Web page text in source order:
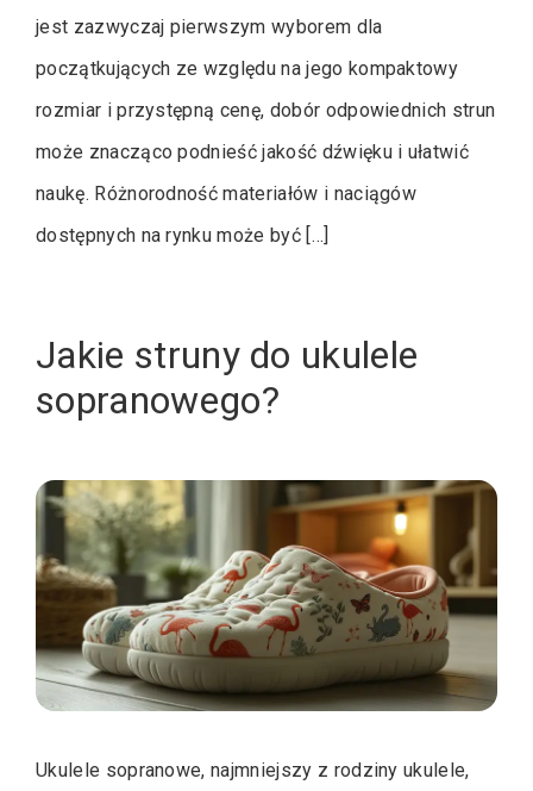
jest zazwyczaj pierwszym wyborem dla
początkujących ze względu na jego kompaktowy
rozmiar i przystępną cenę, dobór odpowiednich strun
może znacząco podnieść jakość dźwięku i ułatwić
naukę. Różnorodność materiałów i naciągów
dostępnych na rynku może być […]
Jakie struny do ukulele
sopranowego?
Ukulele sopranowe, najmniejszy z rodziny ukulele,